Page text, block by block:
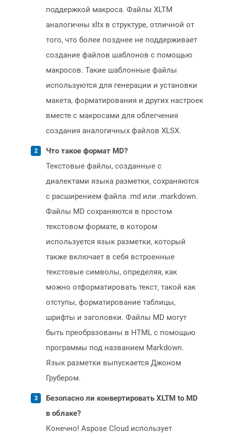
поддержкой макроса. Файлы XLTM
аналогичны xltx в структуре, отличной от
того, что более позднее не поддерживает
создание файлов шаблонов с помощью
макросов. Такие шаблонные файлы
используются для генерации и установки
макета, форматирования и других настроек
вместе с макросами для облегчения
создания аналогичных файлов XLSX.
Что такое формат MD?
Текстовые файлы, созданные с
диалектами языка разметки, сохраняются
с расширением файла .md или .markdown.
Файлы MD сохраняются в простом
текстовом формате, в котором
используется язык разметки, который
также включает в себя встроенные
текстовые символы, определяя, как
можно отформатировать текст, такой как
отступы, форматирование таблицы,
шрифты и заголовки. Файлы MD могут
быть преобразованы в HTML с помощью
программы под названием Markdown.
Язык разметки выпускается Джоном
Грубером.
Безопасно ли конвертировать XLTM to MD
в облаке?
Конечно! Aspose Cloud использует